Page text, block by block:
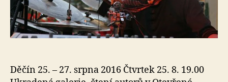
Děčín 25. – 27. srpna 2016 Čtvrtek 25. 8. 19.00